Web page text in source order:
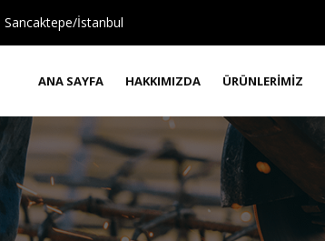
Sancaktepe/İstanbul
ANA SAYFA HAKKIMIZDA ÜRÜNLERIMIZ